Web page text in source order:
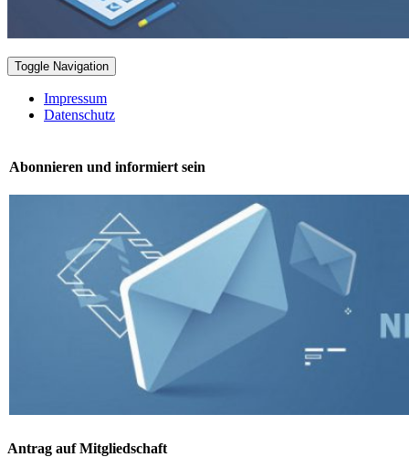
Toggle Navigation
Impressum
Datenschutz
Abonnieren und informiert sein
Antrag auf Mitgliedschaft